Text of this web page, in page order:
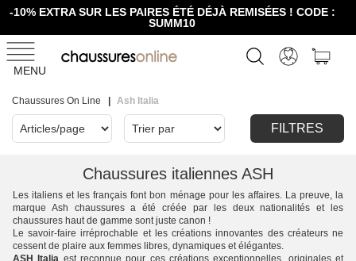
-10% EXTRA SUR LES PAIRES ÉTÉ DÉJÀ REMISÉES ! CODE :
SUMM10
MENU
Chaussures On Line Ash Italia
FILTRES
Chaussures italiennes ASH
Les italiens et les français font bon ménage pour les affaires. La preuve, la
marque Ash chaussures a été créée par les deux nationalités et les
chaussures haut de gamme sont juste canon !
Le savoir-faire irréprochable et les créations innovantes des créateurs ne
cessent de plaire aux femmes libres, dynamiques et élégantes.
ASH Italia est reconnue pour ces créations exceptionnelles, originales et